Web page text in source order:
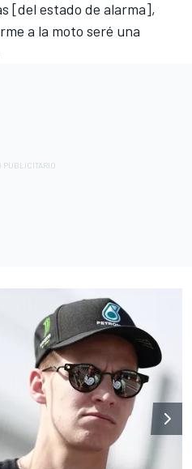
[del estado de alarma],
a la moto seré una